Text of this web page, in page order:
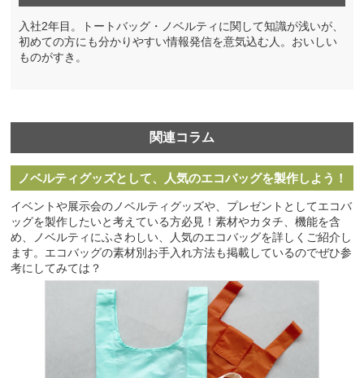
入社2年目。トートバッグ・ノベルティに関して知識が浅いが、
初めての方にも分かりやすい情報発信を意気込む人。おいしい
ものがすき。
関連コラム
ノベルティグッズとして、人気のエコバッグを製作しよう！
イベントや展示会のノベルティグッズや、プレゼントとしてエコバ
ッグを製作したいと考えている方必見！素材やカタチ、機能を含
め、ノベルティにふさわしい、人気のエコバッグを詳しくご紹介し
ます。エコバッグの素材別お手入れ方法も掲載しているのでぜひ参
考にしてみては？